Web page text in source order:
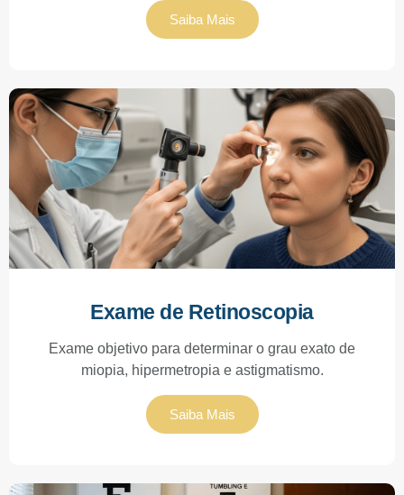
Saiba Mais
Exame de Retinoscopia
Exame objetivo para determinar o grau exato de
miopia, hipermetropia e astigmatismo.
Saiba Mais